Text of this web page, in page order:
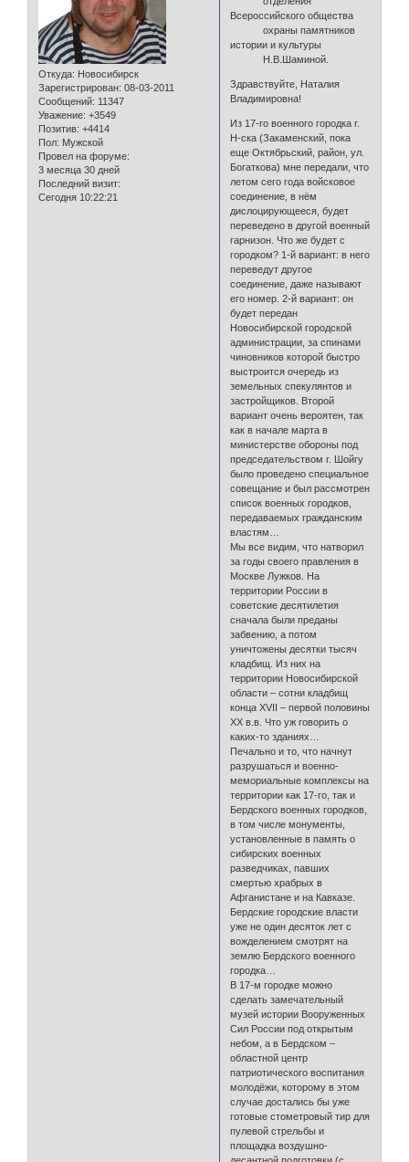
Откуда: Новосибирск
Зарегистрирован: 08-03-2011
Сообщений: 11347
Уважение: +3549
Позитив: +4414
Пол: Мужской
Провел на форуме:
3 месяца 30 дней
Последний визит:
Сегодня 10:22:21
Всероссийского общества
охраны памятников
истории и культуры
Н.В.Шаминой.
Здравствуйте, Наталия
Владимировна!
Из 17-го военного городка г.
Н-ска (Закаменский, пока
еще Октябрьский, район, ул.
Богаткова) мне передали, что
летом сего года войсковое
соединение, в нём
дислоцирующееся, будет
переведено в другой военный
гарнизон. Что же будет с
городком? 1-й вариант: в него
переведут другое
соединение, даже называют
его номер. 2-й вариант: он
будет передан
Новосибирской городской
администрации, за спинами
чиновников которой быстро
выстроится очередь из
земельных спекулянтов и
застройщиков. Второй
вариант очень вероятен, так
как в начале марта в
министерстве обороны под
председательством г. Шойгу
было проведено специальное
совещание и был рассмотрен
список военных городков,
передаваемых гражданским
властям…
Мы все видим, что натворил
за годы своего правления в
Москве Лужков. На
территории России в
советские десятилетия
сначала были преданы
забвению, а потом
уничтожены десятки тысяч
кладбищ. Из них на
территории Новосибирской
области – сотни кладбищ
конца XVII – первой половины
XX в.в. Что уж говорить о
каких-то зданиях…
Печально и то, что начнут
разрушаться и военно-
мемориальные комплексы на
территории как 17-го, так и
Бердского военных городков,
в том числе монументы,
установленные в память о
сибирских военных
разведчиках, павших
смертью храбрых в
Афганистане и на Кавказе.
Бердские городские власти
уже не один десяток лет с
вожделением смотрят на
землю Бердского военного
городка…
В 17-м городке можно
сделать замечательный
музей истории Вооруженных
Сил России под открытым
небом, а в Бердском –
областной центр
патриотического воспитания
молодёжи, которому в этом
случае достались бы уже
готовые стометровый тир для
пулевой стрельбы и
площадка воздушно-